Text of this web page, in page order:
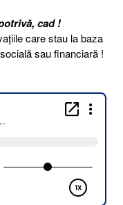
cad !
care stau la baza
sau financiară !